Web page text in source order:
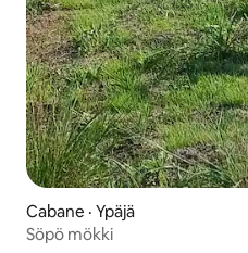
Cabane · Ypäjä
Söpö mökki